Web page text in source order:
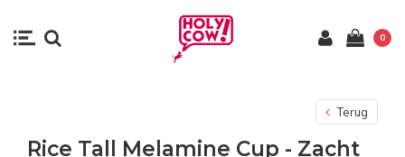
0
Terug
Rice Tall Melamine Cup - Zacht